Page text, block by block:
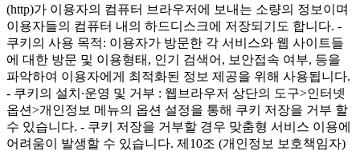
(http)가 이용자의 컴퓨터 브라우저에 보내는 소량의 정보이며
이용자들의 컴퓨터 내의 하드디스크에 저장되기도 합니다. -
쿠키의 사용 목적: 이용자가 방문한 각 서비스와 웹 사이트들
에 대한 방문 및 이용형태, 인기 검색어, 보안접속 여부, 등을
파악하여 이용자에게 최적화된 정보 제공을 위해 사용됩니다.
- 쿠키의 설치∙운영 및 거부 : 웹브라우저 상단의 도구>인터넷
옵션>개인정보 메뉴의 옵션 설정을 통해 쿠키 저장을 거부 할
수 있습니다. - 쿠키 저장을 거부할 경우 맞춤형 서비스 이용에
어려움이 발생할 수 있습니다. 제10조 (개인정보 보호책임자)